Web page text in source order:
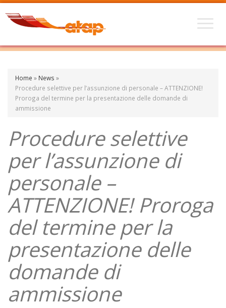
Home » News »
Procedure selettive per l’assunzione di personale – ATTENZIONE!
Proroga del termine per la presentazione delle domande di
ammissione
Procedure selettive
per l’assunzione di
personale –
ATTENZIONE! Proroga
del termine per la
presentazione delle
domande di
ammissione